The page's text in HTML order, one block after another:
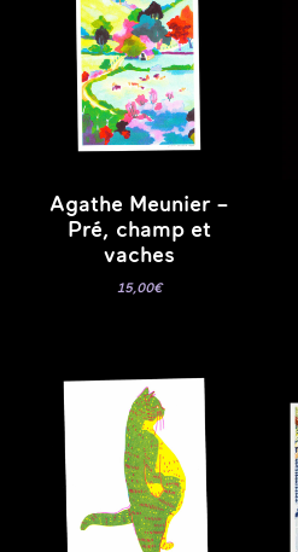
Agathe Meunier –
Pré, champ et
vaches
15,00€